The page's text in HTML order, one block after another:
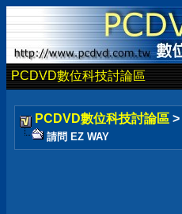
PCDVD數位科技討論區
PCDVD數位科技討論區 >
請問 EZ WAY